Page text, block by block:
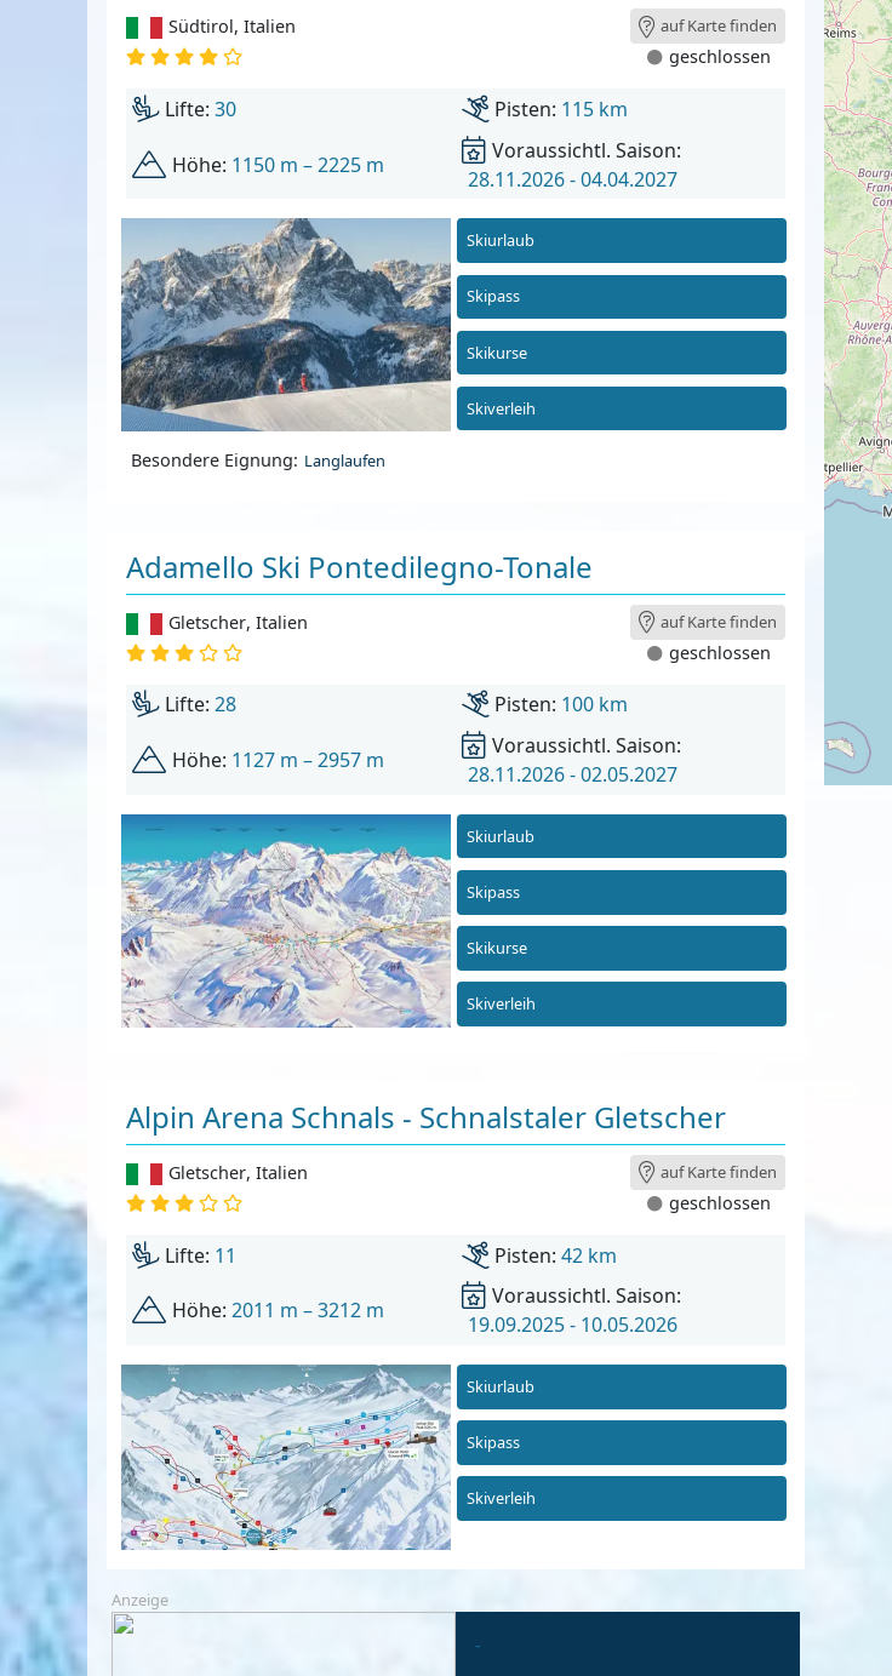
Südtirol, Italien auf Karte finden
geschlossen
Lifte: 30 Pisten: 115 km
Höhe: 1150 m – 2225 m
Voraussichtl. Saison:
28.11.2026 - 04.04.2027
Skiurlaub
Skipass
Skikurse
Skiverleih
Besondere Eignung: Langlaufen
Adamello Ski Pontedilegno-Tonale
Gletscher, Italien auf Karte finden
geschlossen
Lifte: 28 Pisten: 100 km
Höhe: 1127 m – 2957 m
Voraussichtl. Saison:
28.11.2026 - 02.05.2027
Skiurlaub
Skipass
Skikurse
Skiverleih
Alpin Arena Schnals - Schnalstaler Gletscher
Gletscher, Italien auf Karte finden
geschlossen
Lifte: 11 Pisten: 42 km
Höhe: 2011 m – 3212 m
Voraussichtl. Saison:
19.09.2025 - 10.05.2026
Skiurlaub
Skipass
Skiverleih
Anzeige
-